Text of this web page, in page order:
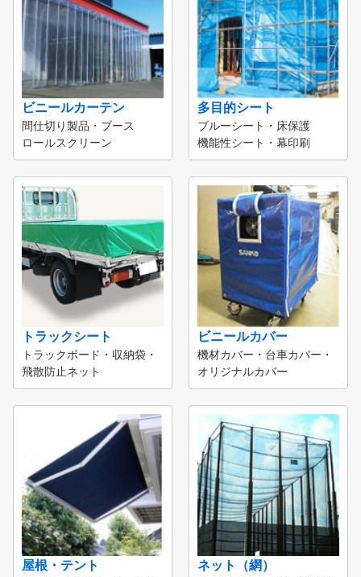
ビニールカーテン
間仕切り製品・ブース
ロールスクリーン
多目的シート
ブルーシート・床保護
機能性シート・幕印刷
トラックシート
トラックボード・収納袋・
飛散防止ネット
ビニールカバー
機材カバー・台車カバー・
オリジナルカバー
屋根・テント ネット（網）